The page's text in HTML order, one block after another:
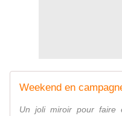
Un joli miroir pour faire